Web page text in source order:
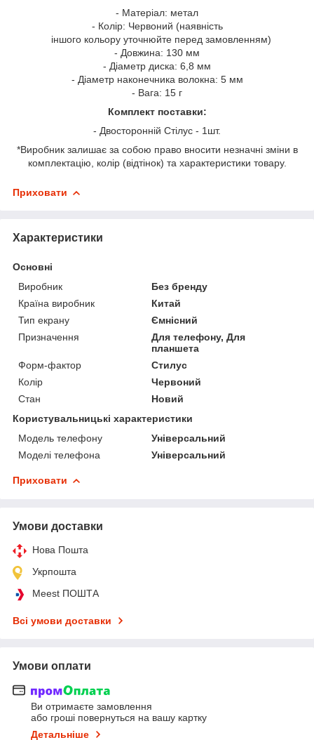
- Матеріал: метал
- Колір: Червоний (наявність
іншого кольору уточнюйте перед замовленням)
- Довжина: 130 мм
- Діаметр диска: 6,8 мм
- Діаметр наконечника волокна: 5 мм
- Вага: 15 г
Комплект поставки:
- Двосторонній Стілус - 1шт.
*Виробник залишає за собою право вносити незначні зміни в
комплектацію, колір (відтінок) та характеристики товару.
Приховати
Характеристики
Основні
Виробник
Без бренду
Країна виробник
Китай
Тип екрану
Ємнісний
Призначення
Для телефону, Для
планшета
Форм-фактор
Стилус
Колір
Червоний
Стан
Новий
Користувальницькі характеристики
Модель телефону
Універсальний
Моделі телефона
Універсальний
Приховати
Умови доставки
Нова Пошта
Укрпошта
Meest ПОШТА
Всі умови доставки
Умови оплати
Ви отримаєте замовлення
або гроші повернуться на вашу картку
Детальніше